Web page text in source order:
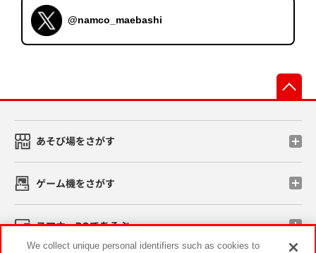
@namco_maebashi
あそび場をさがす
ゲーム機をさがす
スマホ・PCであそぶ
We collect unique personal identifiers such as cookies to